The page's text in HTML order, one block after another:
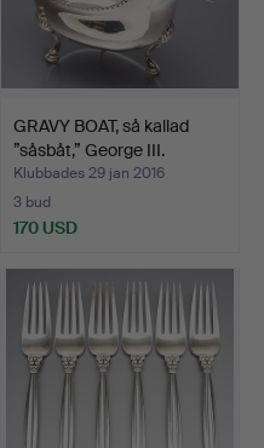
GRAVY BOAT, så kallad
”såsbåt,” George III.
Klubbades 29 jan 2016
3 bud
170 USD